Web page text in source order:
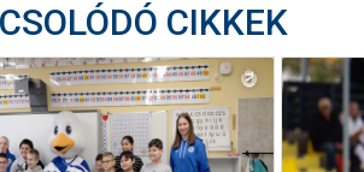
CIKKEK